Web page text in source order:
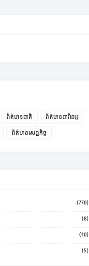
ព័ត៌មានជាតិ ព័ត៌មានជាវីដេអូ
ព័ត៌មានសេដ្ឋកិច្ច
(770)
(8)
(10)
(5)